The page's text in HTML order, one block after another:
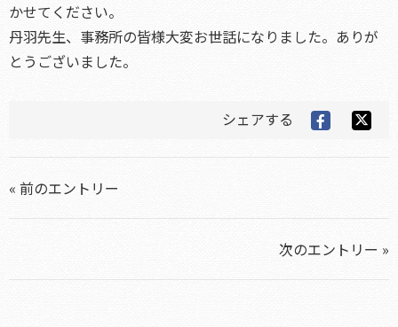
かせてください。
丹羽先生、事務所の皆様大変お世話になりました。ありが
とうございました。
シェアする
« 前のエントリー
次のエントリー »